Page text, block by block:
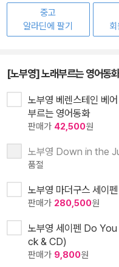
중고
알라딘에 팔기
[노부영] 노래부르는 영어동
노부영 베렌스테인 베
부르는 영어동화
판매가 42,500원
노부영 Down in the
품절
노부영 마더구스 세이
판매가 280,500원
노부영 세이펜 Do
ck & CD)
판매가 9,800원